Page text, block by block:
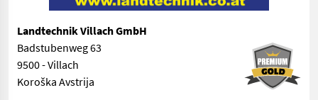
Landtechnik Villach GmbH
Badstubenweg 63
9500 - Villach
Koroška Avstrija